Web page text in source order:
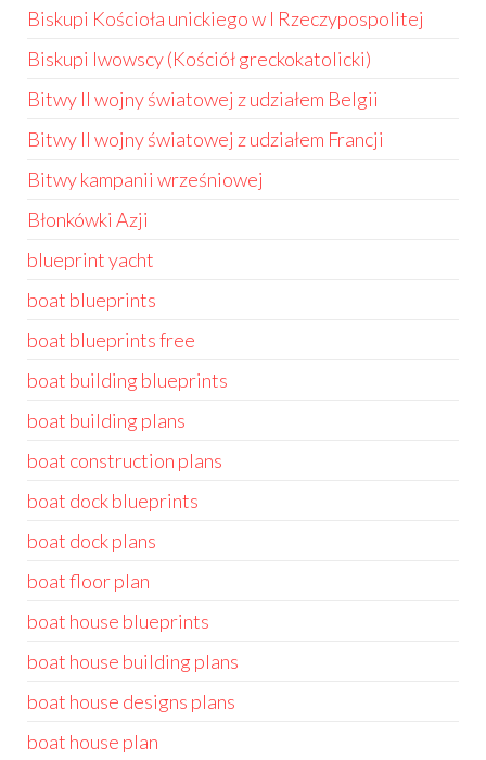
Biskupi Kościoła unickiego w I Rzeczypospolitej
Biskupi lwowscy (Kościół greckokatolicki)
Bitwy II wojny światowej z udziałem Belgii
Bitwy II wojny światowej z udziałem Francji
Bitwy kampanii wrześniowej
Błonkówki Azji
blueprint yacht
boat blueprints
boat blueprints free
boat building blueprints
boat building plans
boat construction plans
boat dock blueprints
boat dock plans
boat floor plan
boat house blueprints
boat house building plans
boat house designs plans
boat house plan